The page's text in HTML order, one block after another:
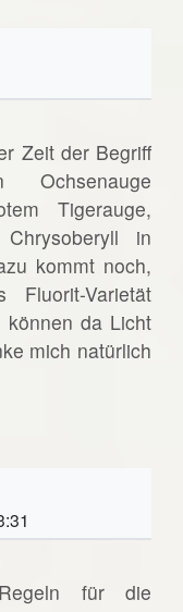
Zeit der Begriff
Ochsenauge
Tigerauge,
in
kommt noch,
Varietät
da Licht
mich natürlich
für die